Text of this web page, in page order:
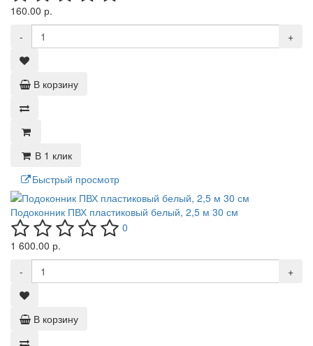
160.00 р.
-
+
В корзину
В 1 клик
Быстрый просмотр
Подоконник ПВХ пластиковый белый, 2,5 м 30 см
0
1 600.00 р.
-
+
В корзину